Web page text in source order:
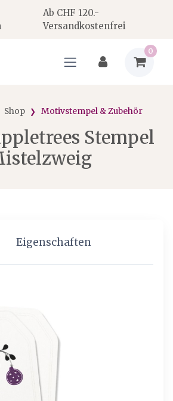
Ab CHF 120.-
Versandkostenfrei
0
Shop Motivstempel & Zubehör
Stempel
Eigenschaften